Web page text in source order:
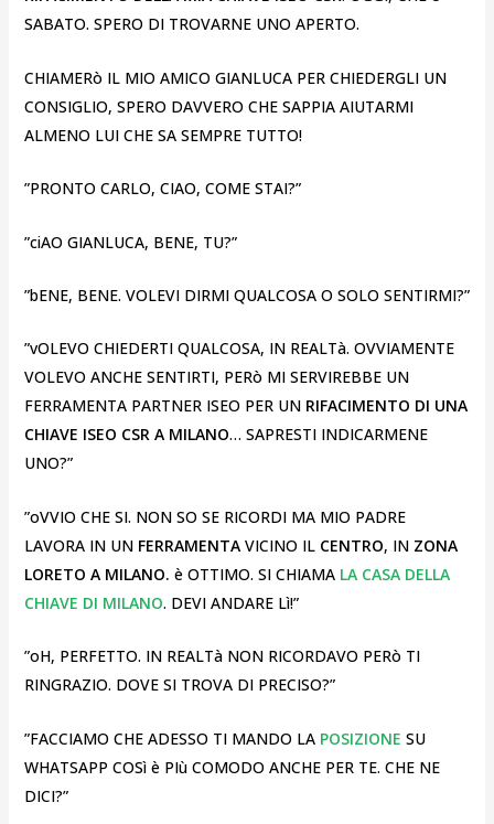
SABATO. SPERO DI TROVARNE UNO APERTO.
CHIAMERò IL MIO AMICO GIANLUCA PER CHIEDERGLI UN
CONSIGLIO, SPERO DAVVERO CHE SAPPIA AIUTARMI
ALMENO LUI CHE SA SEMPRE TUTTO!
”PRONTO CARLO, CIAO, COME STAI?”
”ciAO GIANLUCA, BENE, TU?”
”bENE, BENE. VOLEVI DIRMI QUALCOSA O SOLO SENTIRMI?”
”vOLEVO CHIEDERTI QUALCOSA, IN REALTà. OVVIAMENTE
VOLEVO ANCHE SENTIRTI, PERò MI SERVIREBBE UN
FERRAMENTA PARTNER ISEO PER UN RIFACIMENTO DI UNA
CHIAVE ISEO CSR A MILANO… SAPRESTI INDICARMENE
UNO?”
”oVVIO CHE SI. NON SO SE RICORDI MA MIO PADRE
LAVORA IN UN FERRAMENTA VICINO IL CENTRO, IN ZONA
LORETO A MILANO. è OTTIMO. SI CHIAMA LA CASA DELLA
CHIAVE DI MILANO. DEVI ANDARE Lì!”
”oH, PERFETTO. IN REALTà NON RICORDAVO PERò TI
RINGRAZIO. DOVE SI TROVA DI PRECISO?”
”FACCIAMO CHE ADESSO TI MANDO LA POSIZIONE SU
WHATSAPP COSì è PIù COMODO ANCHE PER TE. CHE NE
DICI?”